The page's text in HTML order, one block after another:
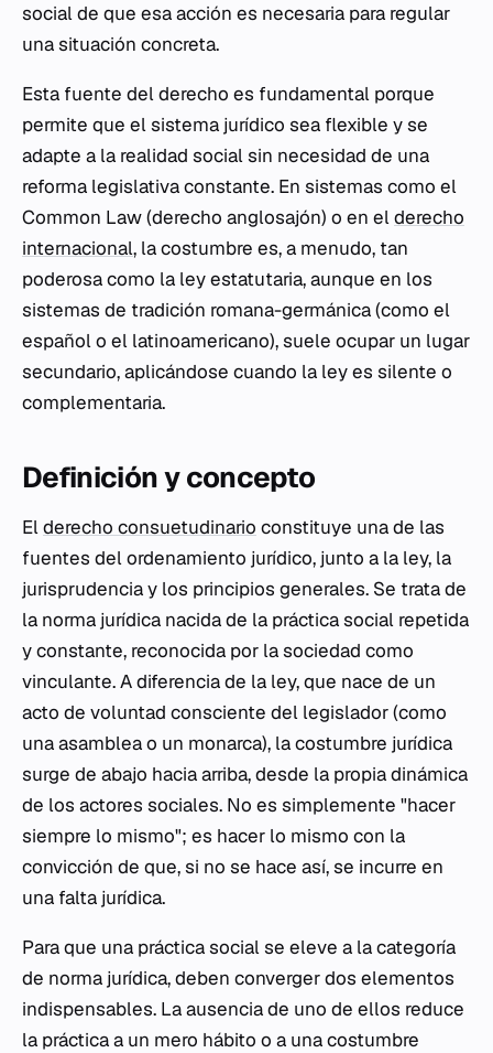
social de que esa acción es necesaria para regular
una situación concreta.
Esta fuente del derecho es fundamental porque
permite que el sistema jurídico sea flexible y se
adapte a la realidad social sin necesidad de una
reforma legislativa constante. En sistemas como el
Common Law(derecho anglosajón) o en elderecho
internacional, la costumbre es, a menudo, tan
poderosa como la ley estatutaria, aunque en los
sistemas de tradición romana-germánica (como el
español o el latinoamericano), suele ocupar un lugar
secundario, aplicándose cuando la ley es silente o
complementaria.
Definición y concepto
Elderecho consuetudinario constituye una de las
fuentes del ordenamiento jurídico, junto a la ley, la
jurisprudencia y los principios generales. Se trata de
la norma jurídica nacida de la práctica social repetida
y constante, reconocida por la sociedad como
vinculante. A diferencia de la ley, que nace de un
acto de voluntad consciente del legislador (como
una asamblea o un monarca), la costumbre jurídica
surge de abajo hacia arriba, desde la propia dinámica
de los actores sociales. No es simplemente "hacer
siempre lo mismo"; es hacer lo mismo con la
convicción de que, si no se hace así, se incurre en
una falta jurídica.
Para que una práctica social se eleve a la categoría
de norma jurídica, deben converger dos elementos
indispensables. La ausencia de uno de ellos reduce
la práctica a un mero hábito o a una costumbre